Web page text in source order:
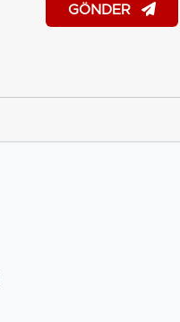
GÖNDER